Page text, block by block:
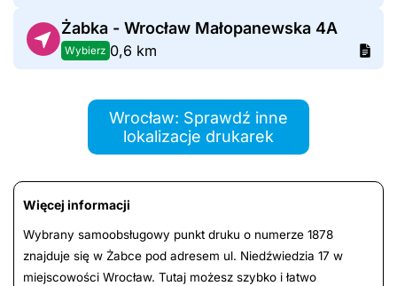
Żabka - Wrocław Małopanewska 4A
Wybierz 0,6 km
Wrocław: Sprawdź inne
lokalizacje drukarek
Więcej informacji
Wybrany samoobsługowy punkt druku o numerze 1878
znajduje się w Żabce pod adresem ul. Niedźwiedzia 17 w
miejscowości Wrocław. Tutaj możesz szybko i łatwo